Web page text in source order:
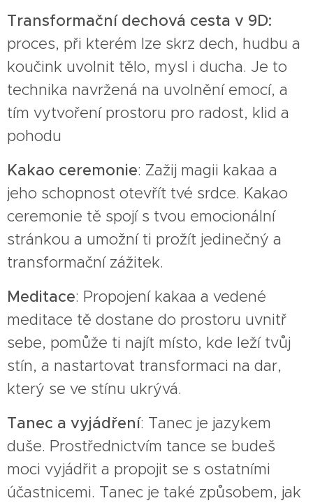
Transformační dechová cesta v 9D:
proces, při kterém lze skrz dech, hudbu a
koučink uvolnit tělo, mysl i ducha. Je to
technika navržená na uvolnění emocí, a
tím vytvoření prostoru pro radost, klid a
pohodu
Kakao ceremonie: Zažij magii kakaa a
jeho schopnost otevřít tvé srdce. Kakao
ceremonie tě spojí s tvou emocionální
stránkou a umožní ti prožít jedinečný a
transformační zážitek.
Meditace: Propojení kakaa a vedené
meditace tě dostane do prostoru uvnitř
sebe, pomůže ti najít místo, kde leží tvůj
stín, a nastartovat transformaci na dar,
který se ve stínu ukrývá.
Tanec a vyjádření: Tanec je jazykem
duše. Prostřednictvím tance se budeš
moci vyjádřit a propojit se s ostatními
účastnicemi. Tanec je také způsobem, jak